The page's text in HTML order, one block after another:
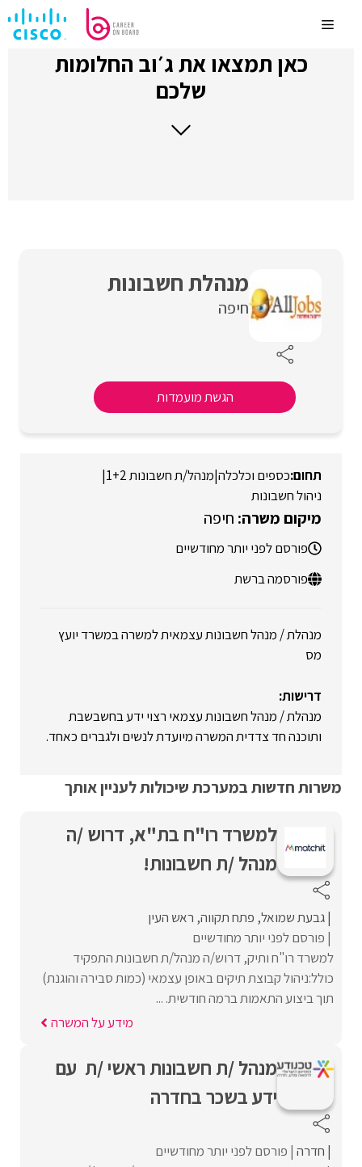
לתוכןMenu
כאן תמצאו את ג׳וב החלומות
שלכם
מנהלת חשבונות
חיפה
הגשת מועמדות
כספים וכלכלה|מנהל/ת חשבונות 1+2
|
ניהול חשבונות
חיפה
פורסם לפני יותר מחודשיים
פורסמה ברשת
מנהלת / מנהל חשבונות עצמאית למשרה במשרד יועץ
מס
דרישות:
מנהלת / מנהל חשבונות עצמאי רצוי ידע בחשבשבת
ותוכנה חד צדדית המשרה מיועדת לנשים ולגברים כאחד.
משרות חדשות במערכת שיכולות לעניין אותך
למשרד רו"ח בת"א, דרוש /ה
מנהל /ת חשבונות!
גבעת שמואל פתח תקווה ראש העין
פורסם לפני יותר מחודשיים
למשרד רו"ח ותיק, דרוש/ה מנהל/ת חשבונות התפקיד
כולל:ניהול קבוצת תיקים באופן עצמאי (כמות סבירה והוגנת)
תוך ביצוע התאמות ברמה חודשית. ...
מידע על המשרה
מנהל /ת חשבונות ראשי /ת עם
ידע בשכר בחדרה
חדרה פורסם לפני יותר מחודשיים